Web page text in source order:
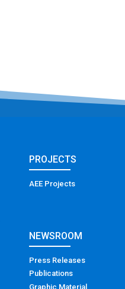
PROJECTS
AEE Projects
NEWSROOM
Press Releases
Publications
Graphic Material